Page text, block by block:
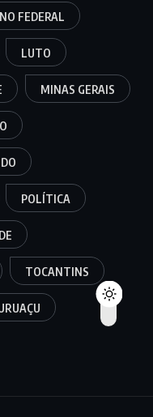
FEDERAL
LUTO
MINAS GERAIS
POLÍTICA
TOCANTINS